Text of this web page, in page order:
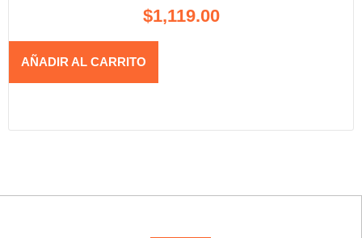
$1,119.00
AÑADIR AL CARRITO